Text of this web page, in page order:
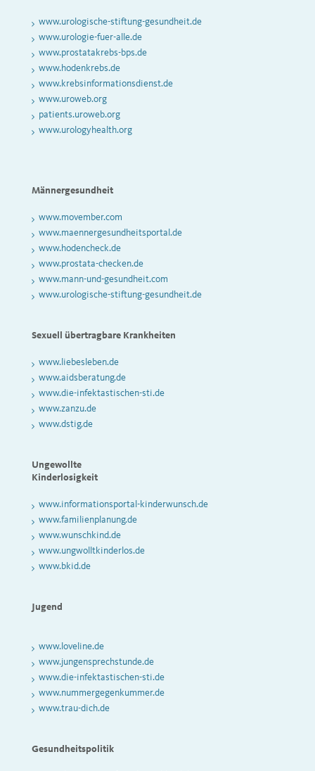
www.urologische-stiftung-gesundheit.de
www.urologie-fuer-alle.de
www.prostatakrebs-bps.de
www.hodenkrebs.de
www.krebsinformationsdienst.de
www.uroweb.org
patients.uroweb.org
www.urologyhealth.org
Männergesundheit
www.movember.com
www.maennergesundheitsportal.de
www.hodencheck.de
www.prostata-checken.de
www.mann-und-gesundheit.com
www.urologische-stiftung-gesundheit.de
Sexuell übertragbare Krankheiten
www.liebesleben.de
www.aidsberatung.de
www.die-infektastischen-sti.de
www.zanzu.de
www.dstig.de
Ungewollte
Kinderlosigkeit
www.informationsportal-kinderwunsch.de
www.familienplanung.de
www.wunschkind.de
www.ungwolltkinderlos.de
www.bkid.de
Jugend
www.loveline.de
www.jungensprechstunde.de
www.die-infektastischen-sti.de
www.nummergegenkummer.de
www.trau-dich.de
Gesundheitspolitik